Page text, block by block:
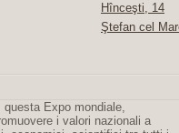
Hînceşti, 14
Ştefan cel
Expo mondiale,
i valori nazionali a